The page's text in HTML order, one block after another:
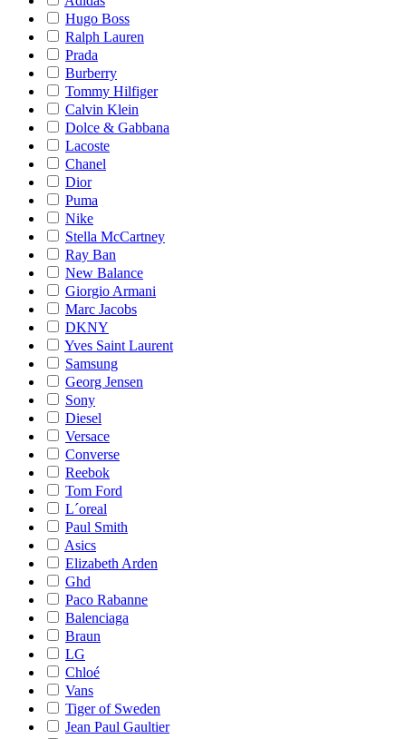
Hugo Boss
Ralph Lauren
Prada
Burberry
Tommy Hilfiger
Calvin Klein
Dolce & Gabbana
Lacoste
Chanel
Dior
Puma
Nike
Stella McCartney
Ray Ban
New Balance
Giorgio Armani
Marc Jacobs
DKNY
Yves Saint Laurent
Samsung
Georg Jensen
Sony
Diesel
Versace
Converse
Reebok
Tom Ford
L´oreal
Paul Smith
Asics
Elizabeth Arden
Ghd
Paco Rabanne
Balenciaga
Braun
LG
Chloé
Vans
Tiger of Sweden
Jean Paul Gaultier